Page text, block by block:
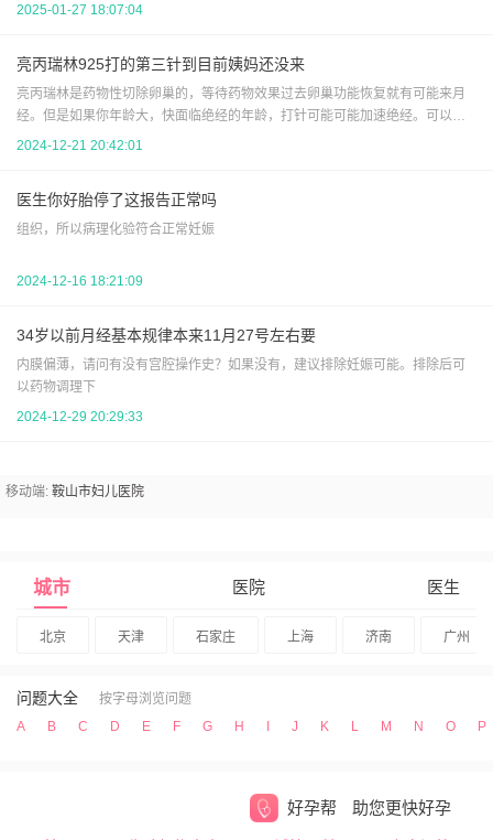
2025-01-27 18:07:04
亮丙瑞林925打的第三针到目前姨妈还没来
亮丙瑞林是药物性切除卵巢的，等待药物效果过去卵巢功能恢复就有可能来月
经。但是如果你年龄大，快面临绝经的年龄，打针可能可能加速绝经。可以去
医院查个女性激素了解下体内激素情况
2024-12-21 20:42:01
医生你好胎停了这报告正常吗
组织，所以病理化验符合正常妊娠
2024-12-16 18:21:09
34岁以前月经基本规律本来11月27号左右要
内膜偏薄，请问有没有宫腔操作史？如果没有，建议排除妊娠可能。排除后可
以药物调理下
2024-12-29 20:29:33
移动端: 鞍山市妇儿医院
城市 医院 医生
北京 天津 石家庄 上海 济南 广州
问题大全
按字母浏览问题
A
B C D E F G H I J K L M N O P
好孕帮 助您更快好孕